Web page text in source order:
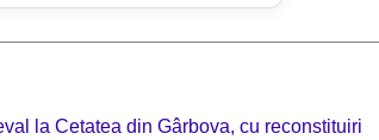
la Cetatea din Gârbova, cu reconstituiri